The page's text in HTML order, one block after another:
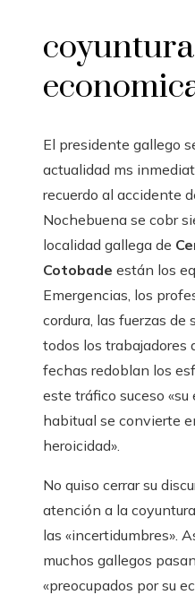
coyuntura
El presidente gallego
actualidad ms
recuerdo al accidente
Nochebuena se cobr
localidad gallega de
Cotobade están los
Emergencias, los
cordura, las fuerzas de
todos los trabajadores
fechas redoblan los
este tráfico suceso «su
habitual se convierte
heroicidad».
No quiso cerrar su
atención a la
las «incertidumbres».
muchos gallegos
«preocupados por su